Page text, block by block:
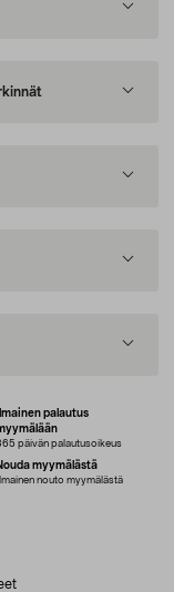
Ilmainen palautus
päivän palautusoikeus
myymälästä
Ilmainen nouto myymälästä